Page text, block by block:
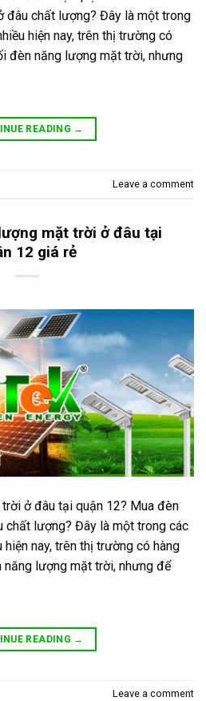
đâu chất lượng? Đây là một trong
hiện nay, trên thị trường có
đèn năng lượng mặt trời, nhưng
READING →
Leave a comment
mặt trời ở đâu tại
12 giá rẻ
ở đâu tại quận 12? Mua đèn
chất lượng? Đây là một trong các
nay, trên thị trường có hàng
lượng mặt trời, nhưng để
READING →
Leave a comment